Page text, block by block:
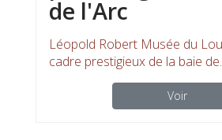
de l'Arc
Léopold Robert Musée du
cadre prestigieux de la baie
Voir